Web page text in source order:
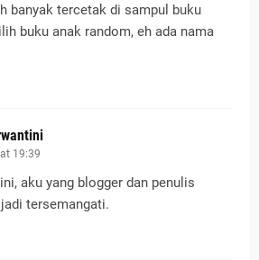
banyak tercetak di sampul buku
buku anak random, eh ada nama
19:39
aku yang blogger dan penulis
tersemangati.